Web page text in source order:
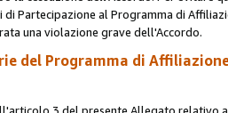
Partecipazione al Programma di
una violazione grave dell'Accordo.
del Programma di
3 del presente Allegato relativo